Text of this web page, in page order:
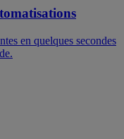
en quelques secondes